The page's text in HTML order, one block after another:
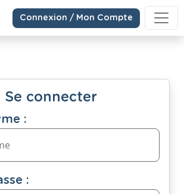
Connexion / Mon Compte
Se connecter
:
: